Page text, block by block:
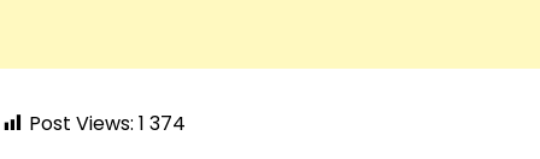
Post Views: 1 374